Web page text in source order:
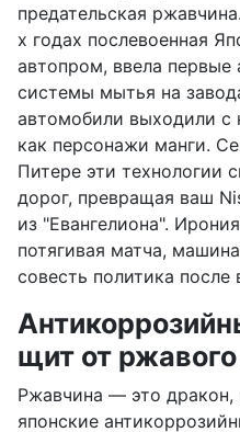
предательская
х годах послевоенная
автопром, ввела первые
системы мытья на
автомобили выходили с
как персонажи манги.
Питере эти технологии
дорог, превращая ваш
из "Евангелиона".
потягивая матча,
совесть политика после
щит от
Ржавчина — это
японские